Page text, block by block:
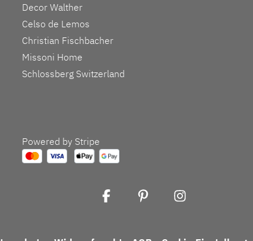
Decor Walther
Celso de Lemos
Christian Fischbacher
Missoni Home
Schlossberg Switzerland
Powered by Stripe